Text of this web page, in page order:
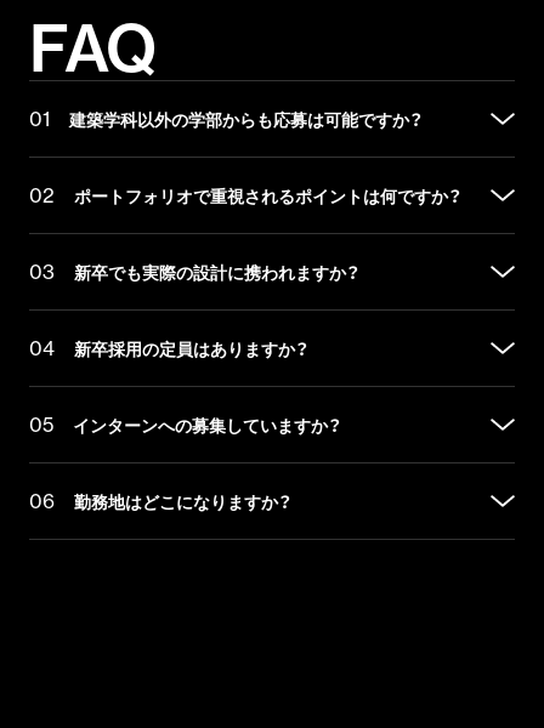
FAQ
01 建築学科以外の学部からも応募は可能ですか？
基本的には建築・設計系の学科を卒業、または修了見込みの方
を対象としています。ポートフォリオを通じて、設計思想や技
術力（CAD、BIM、CG等）を確認させていただきます。
02 ポートフォリオで重視されるポイントは何ですか？
単なる完成予想図の美しさだけではなく、「なぜその形になっ
たのか」という設計のロジックや、ディテールへのこだわりを
重視しています。それに加えて、「NOT A HOTELらしい体験」
03 新卒でも実際の設計に携われますか？
私たちは少数精鋭の組織であるため、新卒の方でも早い段階か
らプロジェクトメンバーの一員として設計工程に関わっていた
だきます。本人の目標や適性などを総合的に判断してプロジェ
きます。
04 新卒採用の定員はありますか？
新卒採用には定員を設けております。採用枠が埋まり次第、募
集は終了となりますので、ご興味のある方はお早めにご応募く
ださい。
05 インターンへの募集していますか？
インターンとしての受け入れは行っていますが、選考プロセス
の一環としてプログラムが組み込まれているため、インターン
06 勤務地はどこになりますか？